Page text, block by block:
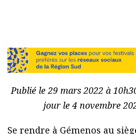
Publié le 29 mars 2022 à
jour le 4 novembre
Se rendre à Gémenos au